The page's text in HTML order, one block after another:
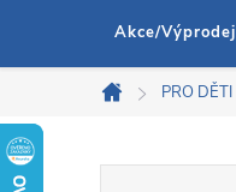
Akce/Výprodej
Domů
PRO DĚTI